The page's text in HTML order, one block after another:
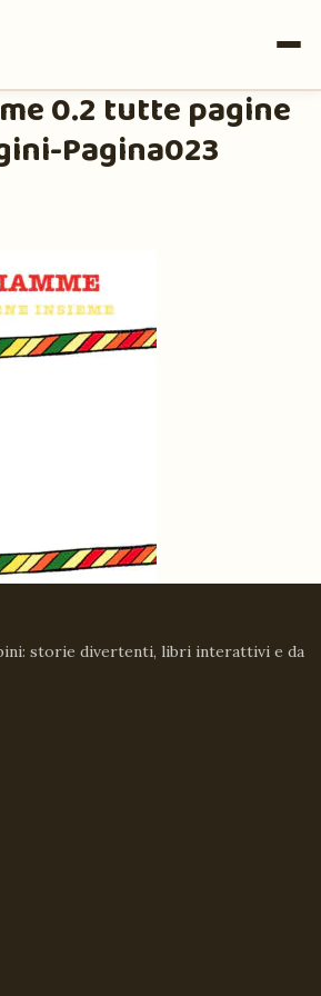
0.2 tutte pagine
Pagina023
storie divertenti, libri interattivi e da